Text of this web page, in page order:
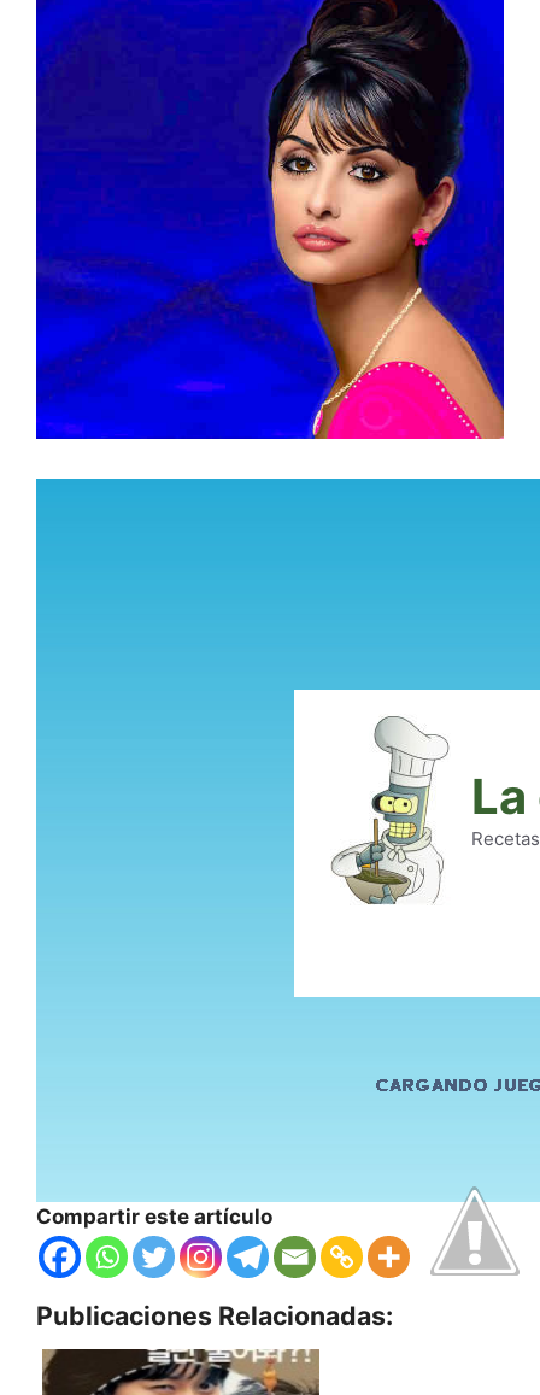
Compartir este artículo
Publicaciones Relacionadas: